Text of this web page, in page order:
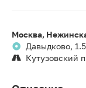
Москва,
Давыдково,
Кутузовский